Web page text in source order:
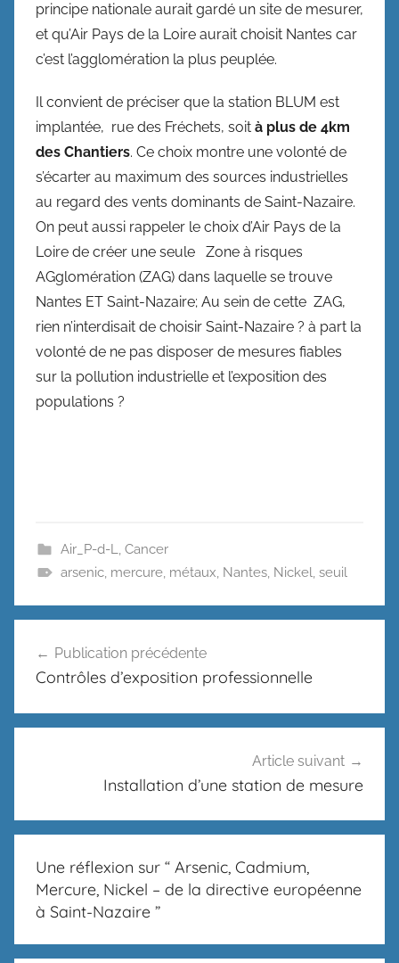
principe nationale aurait gardé un site de mesurer,
et qu’Air Pays de la Loire aurait choisit Nantes car
c’est l’agglomération la plus peuplée.
Il convient de préciser que la station BLUM est
implantée, rue des Fréchets, soit à plus de 4km
des Chantiers. Ce choix montre une volonté de
s’écarter au maximum des sources industrielles
au regard des vents dominants de Saint-Nazaire.
On peut aussi rappeler le choix d’Air Pays de la
Loire de créer une seule Zone à risques
AGglomération (ZAG) dans laquelle se trouve
Nantes ET Saint-Nazaire; Au sein de cette ZAG,
rien n’interdisait de choisir Saint-Nazaire ? à part la
volonté de ne pas disposer de mesures fiables
sur la pollution industrielle et l’exposition des
populations ?
Air_P-d-L, Cancer
arsenic, mercure, métaux, Nantes, Nickel, seuil
de
Publication précédente
Contrôles d’exposition professionnelle
Article suivant
Installation d’une station de mesure
Une réflexion sur “ Arsenic, Cadmium,
Mercure, Nickel – de la directive européenne
à Saint-Nazaire ”